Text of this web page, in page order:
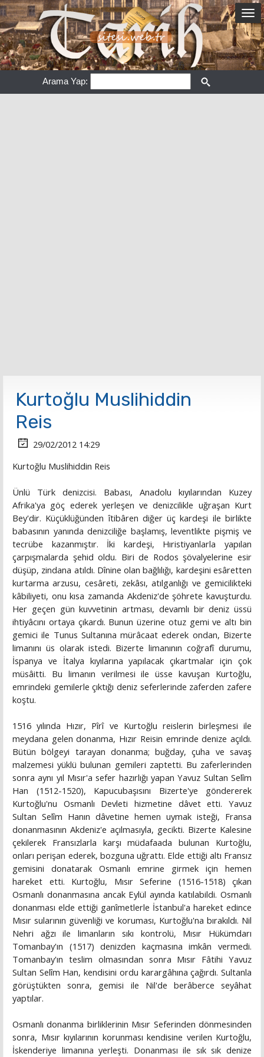
Arama Yap:
Kurtoğlu Muslihiddin
Reis
29/02/2012 14:29
Kurtoğlu Muslihiddin Reis
Ünlü Türk denizcisi. Babası, Anadolu kıyılarından Kuzey
Afrika'ya göç ederek yerleşen ve denizcilikle uğraşan Kurt
Bey'dir. Küçüklüğünden îtibâren diğer üç kardeşi ile birlikte
babasının yanında denizciliğe başlamış, leventlikte pişmiş ve
tecrübe kazanmıştır. İki kardeşi, Hıristiyanlarla yapılan
çarpışmalarda şehid oldu. Biri de Rodos şövalyelerine esir
düşüp, zindana atıldı. Dînine olan bağlılığı, kardeşini esâretten
kurtarma arzusu, cesâreti, zekâsı, atılganlığı ve gemicilikteki
kâbiliyeti, onu kısa zamanda Akdeniz'de şöhrete kavuşturdu.
Her geçen gün kuvvetinin artması, devamlı bir deniz üssü
ihtiyâcını ortaya çıkardı. Bunun üzerine otuz gemi ve altı bin
gemici ile Tunus Sultanına mürâcaat ederek ondan, Bizerte
limanını üs olarak istedi. Bizerte limanının coğrafî durumu,
İspanya ve İtalya kıyılarına yapılacak çıkartmalar için çok
müsâitti. Bu limanın verilmesi ile üsse kavuşan Kurtoğlu,
emrindeki gemilerle çıktığı deniz seferlerinde zaferden zafere
koştu.
1516 yılında Hızır, Pîrî ve Kurtoğlu reislerin birleşmesi ile
meydana gelen donanma, Hızır Reisin emrinde denize açıldı.
Bütün bölgeyi tarayan donanma; buğday, çuha ve savaş
malzemesi yüklü bulunan gemileri zaptetti. Bu zaferlerinden
sonra aynı yıl Mısır'a sefer hazırlığı yapan Yavuz Sultan Selîm
Han (1512-1520), Kapucubaşısını Bizerte'ye göndererek
Kurtoğlu'nu Osmanlı Devleti hizmetine dâvet etti. Yavuz
Sultan Selîm Hanın dâvetine hemen uymak isteği, Fransa
donanmasının Akdeniz'e açılmasıyla, gecikti. Bizerte Kalesine
çekilerek Fransızlarla karşı müdafaada bulunan Kurtoğlu,
onları perişan ederek, bozguna uğrattı. Elde ettiği altı Fransız
gemisini donatarak Osmanlı emrine girmek için hemen
hareket etti. Kurtoğlu, Mısır Seferine (1516-1518) çıkan
Osmanlı donanmasına ancak Eylül ayında katılabildi. Osmanlı
donanması elde ettiği ganîmetlerle İstanbul'a hareket edince
Mısır sularının güvenliği ve koruması, Kurtoğlu'na bırakıldı. Nil
Nehri ağzı ile limanların sıkı kontrolü, Mısır Hükümdarı
Tomanbay'ın (1517) denizden kaçmasına imkân vermedi.
Tomanbay'ın teslim olmasından sonra Mısır Fâtihi Yavuz
Sultan Selîm Han, kendisini ordu karargâhına çağırdı. Sultanla
görüştükten sonra, gemisi ile Nil'de berâberce seyâhat
yaptılar.
Osmanlı donanma birliklerinin Mısır Seferinden dönmesinden
sonra, Mısır kıyılarının korunması kendisine verilen Kurtoğlu,
İskenderiye limanına yerleşti. Donanması ile sık sık denize